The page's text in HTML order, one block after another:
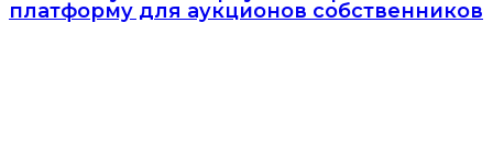
платформу для аукционов собственников